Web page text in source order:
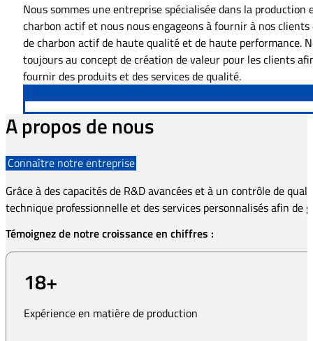
Nous sommes une entreprise spécialisée dans la production
charbon actif et nous nous engageons à fournir à nos
de charbon actif de haute qualité et de haute performance.
toujours au concept de création de valeur pour les clients
fournir des produits et des services de qualité.
A propos de nous
Connaître notre entreprise
Grâce à des capacités de R&D avancées et à un contrôle de
technique professionnelle et des services personnalisés afin
Témoignez de notre croissance en chiffres :
18+
Expérience en matière de production